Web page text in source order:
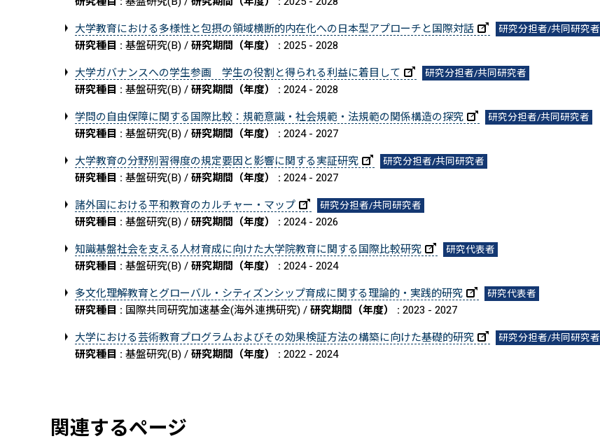
大学教育における多様性と包摂の領域横断的内在化への日本型アプローチと国際対話 研究分担者/共同研究者
研究種目 : 基盤研究(B) / 研究期間（年度） : 2025 - 2028
大学ガバナンスへの学生参画 学生の役割と得られる利益に着目して 研究分担者/共同研究者
研究種目 : 基盤研究(B) / 研究期間（年度） : 2024 - 2028
学問の自由保障に関する国際比較：規範意識・社会規範・法規範の関係構造の探究 研究分担者/共同研究者
研究種目 : 基盤研究(B) / 研究期間（年度） : 2024 - 2027
大学教育の分野別習得度の規定要因と影響に関する実証研究 研究分担者/共同研究者
研究種目 : 基盤研究(B) / 研究期間（年度） : 2024 - 2027
諸外国における平和教育のカルチャー・マップ 研究分担者/共同研究者
研究種目 : 基盤研究(B) / 研究期間（年度） : 2024 - 2026
知識基盤社会を支える人材育成に向けた大学院教育に関する国際比較研究 研究代表者
研究種目 : 基盤研究(B) / 研究期間（年度） : 2024 - 2024
多文化理解教育とグローバル・シティズンシップ育成に関する理論的・実践的研究 研究代表者
研究種目 : 国際共同研究加速基金(海外連携研究) / 研究期間（年度） : 2023 - 2027
大学における芸術教育プログラムおよびその効果検証方法の構築に向けた基礎的研究 研究分担者/共同研究者
研究種目 : 基盤研究(B) / 研究期間（年度） : 2022 - 2024
関連するページ